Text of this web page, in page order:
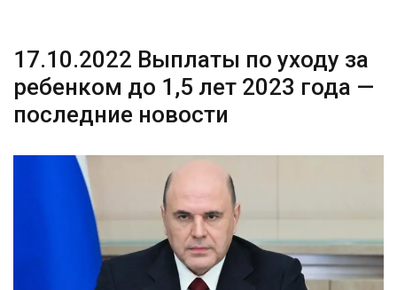
17.10.2022 Выплаты по уходу за
ребенком до 1,5 лет 2023 года —
последние новости